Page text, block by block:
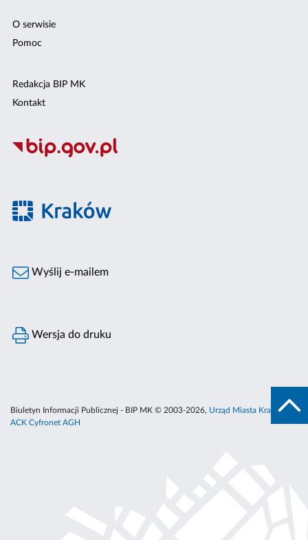
O serwisie
Pomoc
Redakcja BIP MK
Kontakt
Wyślij e-mailem
Wersja do druku
Biuletyn Informacji Publicznej - BIP MK © 2003-2026, Urząd Miasta Krakowa
ACK Cyfronet AGH